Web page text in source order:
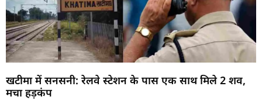
खटीमा में सनसनी: रेलवे स्टेशन के पास एक साथ मिले 2 शव,
मचा हड़कंप